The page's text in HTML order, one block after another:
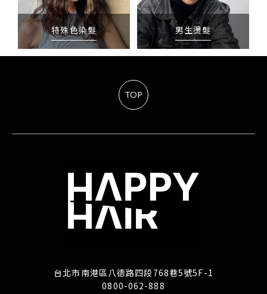
特殊色染髮 男生燙髮
TOP
台北市南港區八德路四段768巷5號5F-1
0800-062-888